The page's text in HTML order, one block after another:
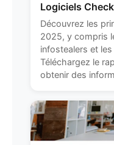
Logiciels
Découvrez les
2025, y compris
infostealers et
Téléchargez le
obtenir des